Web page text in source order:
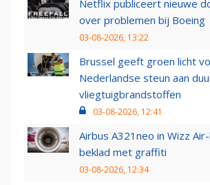
Netflix publiceert nieuwe
over problemen bij Boeing
03-08-2026, 13:22
Brussel geeft groen licht
Nederlandse steun aan
vliegtuigbrandstoffen
03-08-2026, 12:41
Airbus A321neo in Wizz
beklad met graffiti
03-08-2026, 12:34